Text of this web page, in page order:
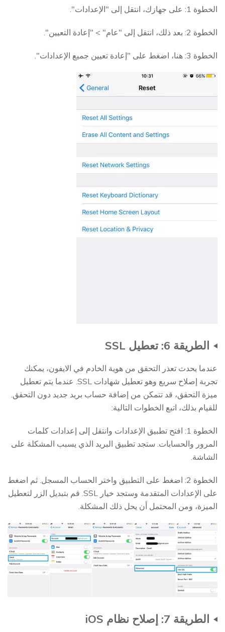
الخطوة 1: على جهازك، انتقل إلى "الإعدادات".
الخطوة 2: بعد ذلك، انتقل إلى "عام" > "إعادة التعيين".
الخطوة 3: هنا، اضغط على "إعادة تعيين جميع الإعدادات".
الطريقة 6: تعطيل SSL
عندما يحدث تعذر التحقق من هوية الخادم في الايفون، يمكنك
تجربة إصلاح سريع وهو تعطيل شهادات SSL. عندما يتم تعطيل
ميزة التحقق، قد تتمكن من إضافة حساب بريد جديد دون التحقق.
للقيام بذلك، اتبع الخطوات التالية:
الخطوة 1: افتح تطبيق الإعدادات وانتقل إلى إعدادات كلمات
المرور والحسابات. ستجد تطبيق البريد الذي يسبب المشكلة على
الشاشة.
الخطوة 2: اضغط على التطبيق واختر الحساب المسجل. ثم اضغط
على الإعدادات المتقدمة وستجد خيار SSL. قم بتبديل الزر لتعطيل
الميزة، ومن المحتمل أن يحل ذلك المشكلة.
الطريقة 7: إصلاح نظام iOS